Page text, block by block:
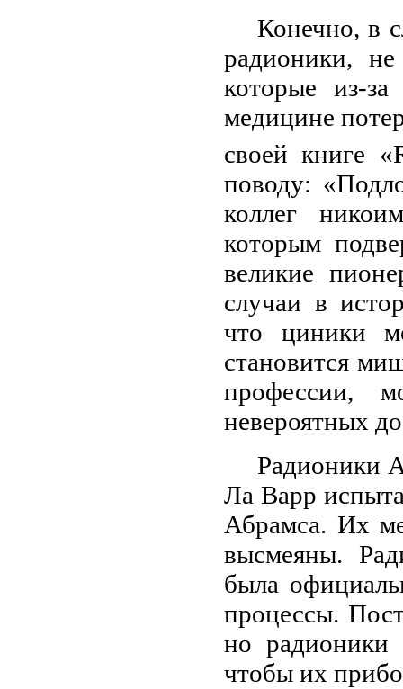
Конечно, в
радионики, не
которые из-
медицине
своей книге
поводу:
коллег
которым
великие
случаи в
что циники
становится
профессии,
невероятных
Радионики
Ла Варр
Абрамса. Их
высмеяны.
была
процессы.
но радионики
чтобы их